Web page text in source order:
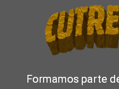
Formamos parte